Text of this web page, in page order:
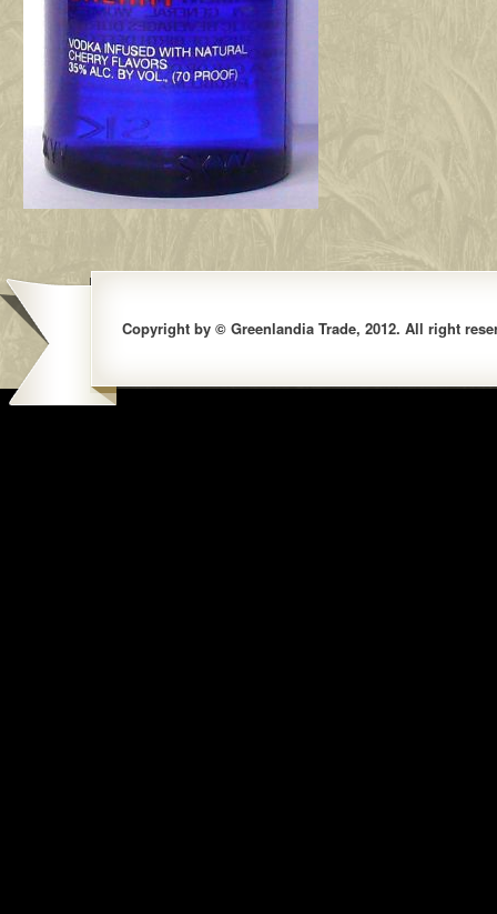
Copyright by © Greenlandia Trade, 2012. All right